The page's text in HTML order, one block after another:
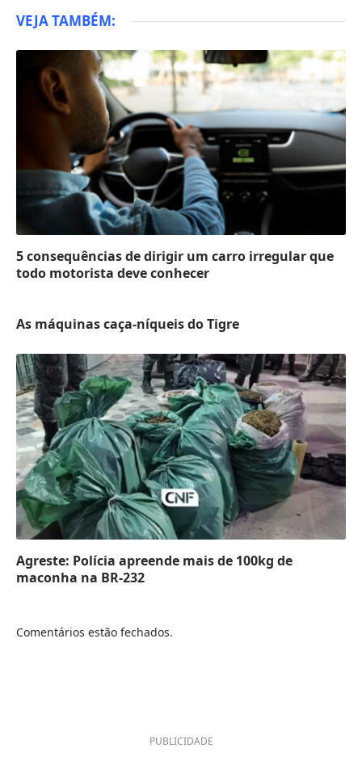
VEJA TAMBÉM:
5 consequências de dirigir um carro irregular que
todo motorista deve conhecer
As máquinas caça-níqueis do Tigre
Agreste: Polícia apreende mais de 100kg de
maconha na BR-232
Comentários estão fechados.
PUBLICIDADE